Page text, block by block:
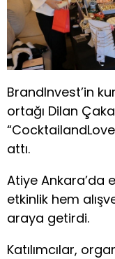
BrandInvest’in
ortağı Dilan
attı.
Atiye Ankara’da
etkinlik hem
araya getirdi.
Katılımcılar,